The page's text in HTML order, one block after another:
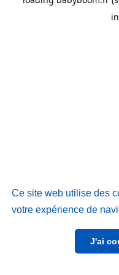
Ce site web utilise des
votre expérience de
J'ai